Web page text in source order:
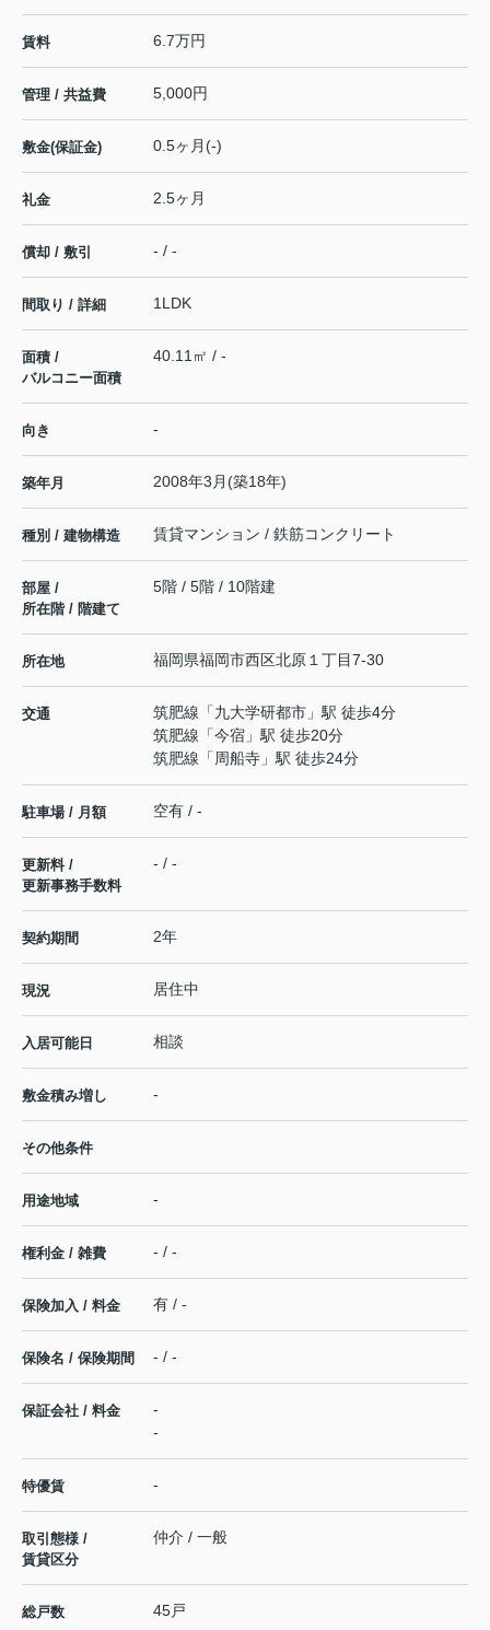
賃料 6.7万円
管理 / 共益費 5,000円
敷金(保証金) 0.5ヶ月(-)
礼金 2.5ヶ月
償却 / 敷引 - / -
間取り / 詳細 1LDK
面積 /
バルコニー面積
40.11㎡ / -
向き -
築年月 2008年3月(築18年)
種別 / 建物構造 賃貸マンション / 鉄筋コンクリート
部屋 /
所在階 / 階建て
5階 / 5階 / 10階建
所在地 福岡県福岡市西区北原 １丁目7-30
交通 筑肥線 「九大学研都市 」駅 徒歩4分
筑肥線 「今宿 」駅 徒歩20分
筑肥線 「 周船寺 」駅 徒歩24分
駐車場 / 月額 空有 / -
更新料 /
更新事務手数料
- / -
契約期間 2年
現況 居住中
入居可能日 相談
敷金積み増し -
その他条件
用途地域 -
権利金 / 雑費 - / -
保険加入 / 料金 有 / -
保険名 / 保険期間 - / -
保証会社 / 料金
-
-
特優賃 -
取引態様 /
賃貸区分
仲介 / 一般
総戸数 45戸